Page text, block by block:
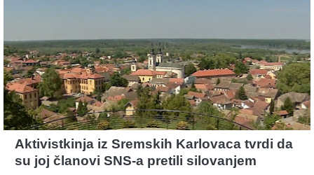
Aktivistkinja iz Sremskih Karlovaca tvrdi da
su joj članovi SNS-a pretili silovanjem